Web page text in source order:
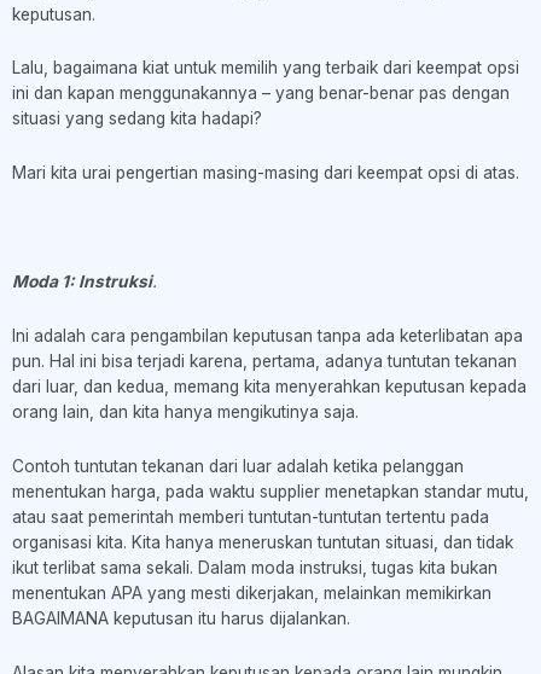
keputusan.
Lalu, bagaimana kiat untuk memilih yang terbaik dari keempat opsi
ini dan kapan menggunakannya – yang benar-benar pas dengan
situasi yang sedang kita hadapi?
Mari kita urai pengertian masing-masing dari keempat opsi di atas.
Moda 1: Instruksi.
Ini adalah cara pengambilan keputusan tanpa ada keterlibatan apa
pun. Hal ini bisa terjadi karena, pertama, adanya tuntutan tekanan
dari luar, dan kedua, memang kita menyerahkan keputusan kepada
orang lain, dan kita hanya mengikutinya saja.
Contoh tuntutan tekanan dari luar adalah ketika pelanggan
menentukan harga, pada waktu supplier menetapkan standar mutu,
atau saat pemerintah memberi tuntutan-tuntutan tertentu pada
organisasi kita. Kita hanya meneruskan tuntutan situasi, dan tidak
ikut terlibat sama sekali. Dalam moda instruksi, tugas kita bukan
menentukan APA yang mesti dikerjakan, melainkan memikirkan
BAGAIMANA keputusan itu harus dijalankan.